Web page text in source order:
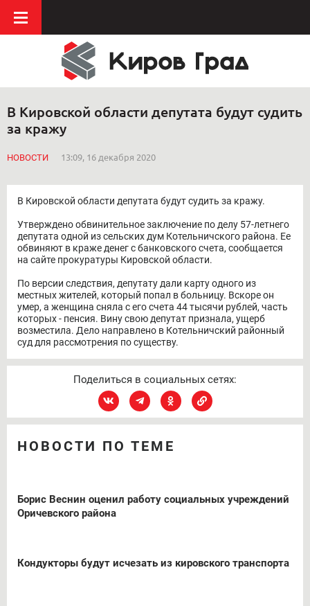
В Кировской области депутата будут судить
за кражу
НОВОСТИ 13:09, 16 декабря 2020
В Кировской области депутата будут судить за кражу.
Утверждено обвинительное заключение по делу 57-летнего
депутата одной из сельских дум Котельничского района. Ее
обвиняют в краже денег с банковского счета, сообщается
на сайте прокуратуры Кировской области.
По версии следствия, депутату дали карту одного из
местных жителей, который попал в больницу. Вскоре он
умер, а женщина сняла с его счета 44 тысячи рублей, часть
которых - пенсия. Вину свою депутат признала, ущерб
возместила. Дело направлено в Котельничский районный
суд для рассмотрения по существу.
Поделиться в социальных сетях:
НОВОСТИ ПО ТЕМЕ
Борис Веснин оценил работу социальных учреждений
Оричевского района
Кондукторы будут исчезать из кировского транспорта